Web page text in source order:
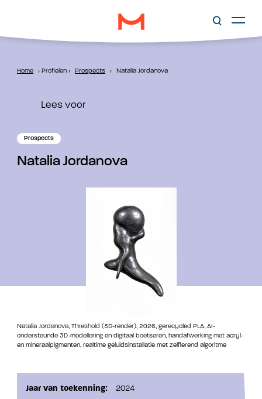
Home › Profielen › Prospects › Natalia Jordanova
Lees voor
Prospects
Natalia Jordanova
Natalia Jordanova, Threshold (3D-render), 2026, gerecycled PLA, AI-
ondersteunde 3D-modellering en digitaal boetseren, handafwerking met acryl-
en mineraalpigmenten, realtime geluidsinstallatie met zelflerend algoritme
Jaar van toekenning:
2024